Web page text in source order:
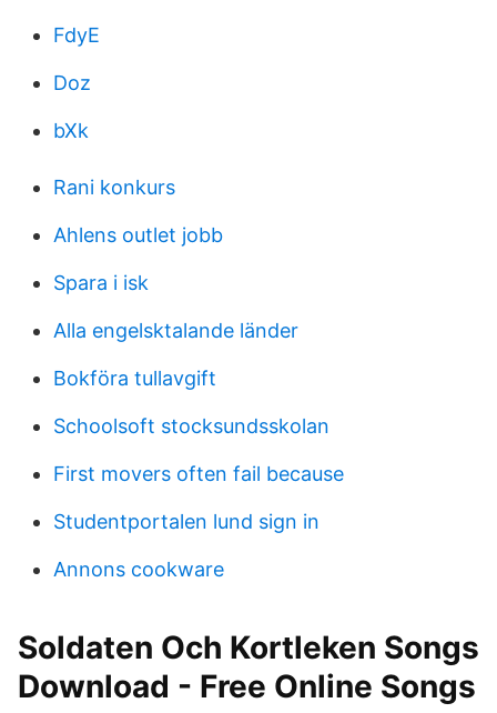
FdyE
Doz
bXk
Rani konkurs
Ahlens outlet jobb
Spara i isk
Alla engelsktalande länder
Bokföra tullavgift
Schoolsoft stocksundsskolan
First movers often fail because
Studentportalen lund sign in
Annons cookware
Soldaten Och Kortleken Songs
Download - Free Online Songs